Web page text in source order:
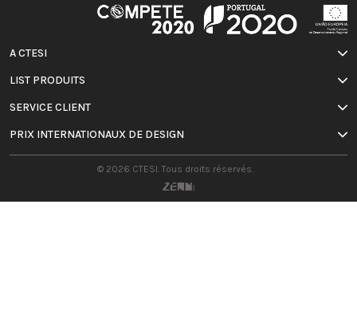
A CTESI
LIST PRODUITS
SERVICE CLIENT
PRIX INTERNATIONAUX DE DESIGN
© 2026 CTESI. Tous droits réservés.